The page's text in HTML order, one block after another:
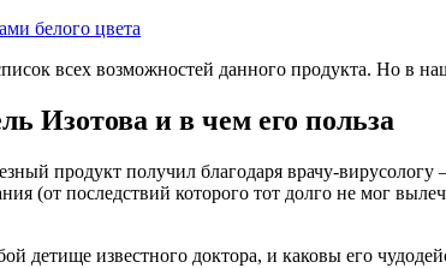
всех возможностей данного продукта. Но в
Изотова и в чем его польза
продукт получил благодаря врачу-
(от последствий которого тот долго не мог
детище известного доктора, и каковы его